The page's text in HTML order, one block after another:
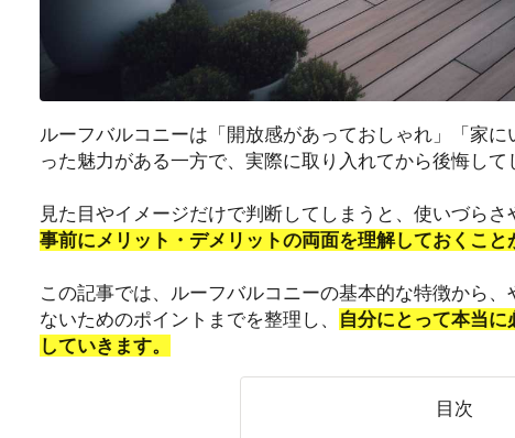
ルーフバルコニーは「開放感があっておしゃれ」「家
った魅力がある一方で、実際に取り入れてから後悔して
見た目やイメージだけで判断してしまうと、使いづらさ
事前にメリット・デメリットの両面を理解しておくこと
この記事では、ルーフバルコニーの基本的な特徴から
ないためのポイントまでを整理し、 自分にとって本当
していきます。
目次